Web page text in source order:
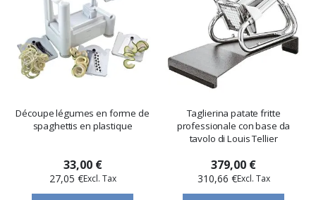
Découpe légumes en forme de
spaghettis en plastique
33,00 €
27,05 €
Taglierina patate fritte
professionale con base da
tavolo di Louis Tellier
379,00 €
310,66 €